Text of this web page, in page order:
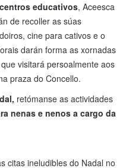
educativos, Aceesca
de recoller as súas
cine para cativos e o
darán forma as xornadas
visitará persoalmente aos
praza do Concello.
retómanse as actividades
nenas e nenos a cargo da
citas ineludibles do Nadal no